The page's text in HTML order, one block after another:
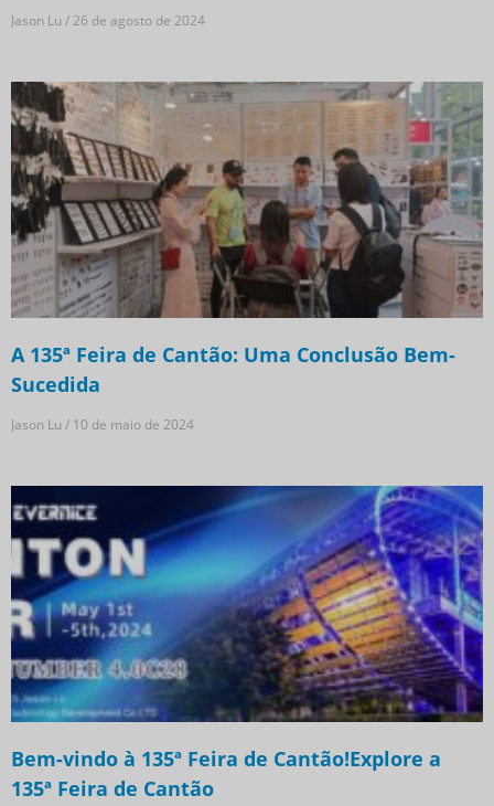
Jason Lu 26 de agosto de 2024
A 135ª Feira de Cantão: Uma Conclusão Bem-
Sucedida
Jason Lu 10 de maio de 2024
Bem-vindo à 135ª Feira de Cantão!Explore a
135ª Feira de Cantão